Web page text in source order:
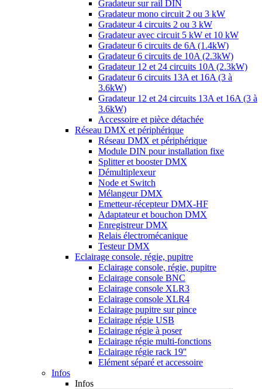
Gradateur sur rail DIN
Gradateur mono circuit 2 ou 3 kW
Gradateur 4 circuits 2 ou 3 kW
Gradateur avec circuit 5 kW et 10 kW
Gradateur 6 circuits de 6A (1.4kW)
Gradateur 6 circuits de 10A (2.3kW)
Gradateur 12 et 24 circuits 10A (2.3kW)
Gradateur 6 circuits 13A et 16A (3 à
3.6kW)
Gradateur 12 et 24 circuits 13A et 16A (3 à
3.6kW)
Accessoire et pièce détachée
Réseau DMX et périphérique
Réseau DMX et périphérique
Module DIN pour installation fixe
Splitter et booster DMX
Démultiplexeur
Node et Switch
Mélangeur DMX
Emetteur-récepteur DMX-HF
Adaptateur et bouchon DMX
Enregistreur DMX
Relais électromécanique
Testeur DMX
Eclairage console, régie, pupitre
Eclairage console, régie, pupitre
Eclairage console BNC
Eclairage console XLR3
Eclairage console XLR4
Eclairage pupitre sur pince
Eclairage régie USB
Eclairage régie à poser
Eclairage régie multi-fonctions
Eclairage régie rack 19''
Elément séparé et accessoire
Infos
Infos